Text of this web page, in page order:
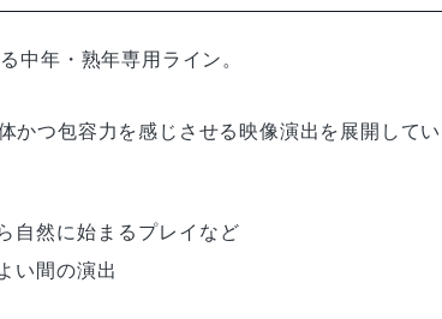
中年・熟年専用ライン。
かつ包容力を感じさせる映像演出を展開してい
自然に始まるプレイなど
い間の演出